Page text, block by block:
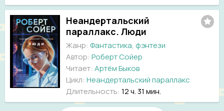
Неандертальский
параллакс. Люди
Жанр: Фантастика, фэнтези
Автор: Роберт Сойер
Читает: Артём Быков
Цикл: Неандертальский параллакс
Длительность: 12 ч. 31 мин.